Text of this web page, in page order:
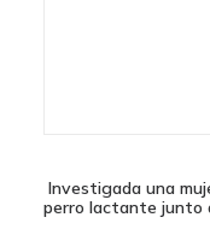
Investigada una
perro lactante junto